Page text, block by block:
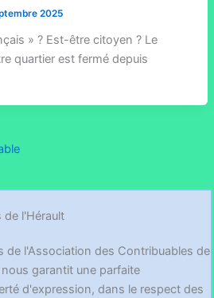
2025
» ? Est-être citoyen ? Le
quartier est fermé depuis
l'Hérault
de l'Association des Contribuables de
garantit une parfaite
d'expression, dans le respect des